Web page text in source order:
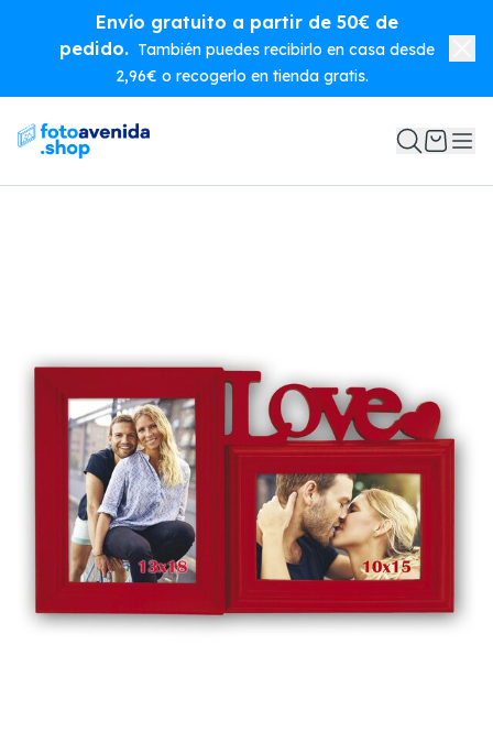
Envío gratuito a partir de 50€ de
pedido. También puedes recibirlo en casa desde
2,96€ o recogerlo en tienda gratis.